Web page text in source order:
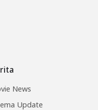
News
Update